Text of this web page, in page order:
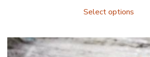
Select options